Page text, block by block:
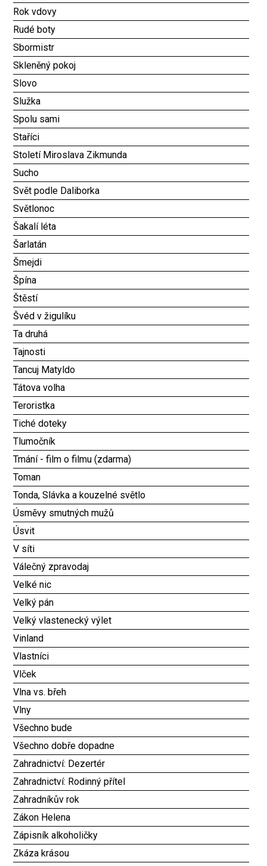
Rok vdovy
Rudé boty
Sbormistr
Skleněný pokoj
Slovo
Služka
Spolu sami
Staříci
Století Miroslava Zikmunda
Sucho
Svět podle Daliborka
Světlonoc
Šakalí léta
Šarlatán
Šmejdi
Špína
Štěstí
Švéd v žigulíku
Ta druhá
Tajnosti
Tancuj Matyldo
Tátova volha
Teroristka
Tiché doteky
Tlumočník
Tmání - film o filmu (zdarma)
Toman
Tonda, Slávka a kouzelné světlo
Úsměvy smutných mužů
Úsvit
V síti
Válečný zpravodaj
Velké nic
Velký pán
Velký vlastenecký výlet
Vinland
Vlastníci
Vlček
Vlna vs. břeh
Vlny
Všechno bude
Všechno dobře dopadne
Zahradnictví: Dezertér
Zahradnictví: Rodinný přítel
Zahradníkův rok
Zákon Helena
Zápisník alkoholičky
Zkáza krásou